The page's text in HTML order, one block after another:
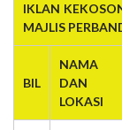
IKLAN
MAJLIS
BIL
NAMA
DAN
LOKASI